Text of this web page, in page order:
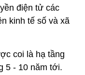
điện tử các
kinh tế số và xã
coi là hạ tầng
5 - 10 năm tới.